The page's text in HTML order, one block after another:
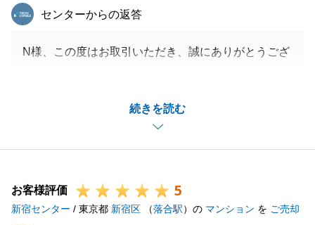
続きを読む
東急リバブル
センターからの返答
N様、この度はお取引いただき、誠にありがとうござ
ご協力により無事にすべての手続きが完了いたしまし
また何かお困りこのことがございましたら、お気軽に
お客様評価 5
新宿センター / 東京都 新宿区 （落合駅）の マンション を ご売却